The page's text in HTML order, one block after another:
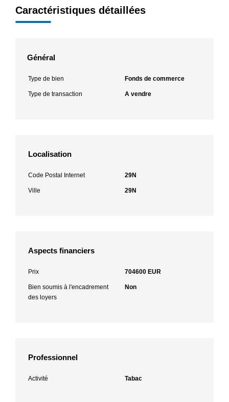
Caractéristiques détaillées
Général
Type de bien Fonds de commerce
Type de transaction A vendre
Localisation
Code Postal Internet 29N
Ville 29N
Aspects financiers
Prix 704600 EUR
Bien soumis à l'encadrement
des loyers
Non
Professionnel
Activité Tabac